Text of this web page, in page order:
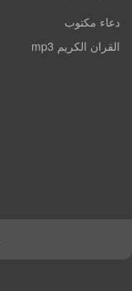
دعاء مكتوب
القران الكريم mp3